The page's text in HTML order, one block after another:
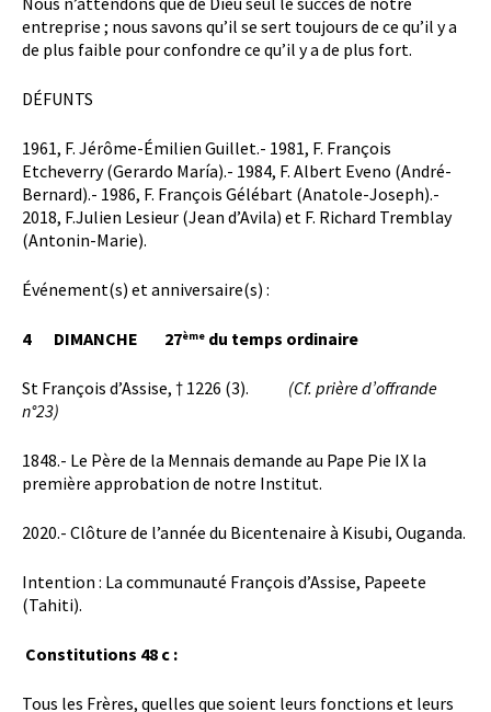
entreprise ; nous savons qu’il se sert toujours de ce qu’il y a
de plus faible pour confondre ce qu’il y a de plus fort.
DÉFUNTS
1961, F. Jérôme-Émilien Guillet.- 1981, F. François
Etcheverry (Gerardo María).- 1984, F. Albert Eveno (André-
Bernard).- 1986, F. François Gélébart (Anatole-Joseph).-
2018, F.Julien Lesieur (Jean d’Avila) et F. Richard Tremblay
(Antonin-Marie).
Événement(s) et anniversaire(s) :
4 DIMANCHE 27ème du temps ordinaire
St François d’Assise, † 1226 (3). (Cf. prière d’offrande
n°23)
1848.- Le Père de la Mennais demande au Pape Pie IX la
première approbation de notre Institut.
2020.- Clôture de l’année du Bicentenaire à Kisubi, Ouganda.
Intention : La communauté François d’Assise, Papeete
(Tahiti).
Constitutions 48 c :
Tous les Frères, quelles que soient leurs fonctions et leurs